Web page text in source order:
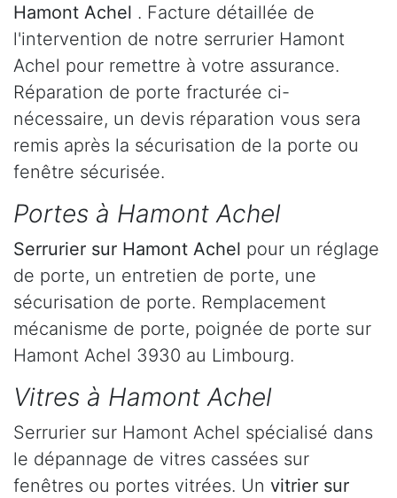
Hamont Achel . Facture détaillée de
l'intervention de notre serrurier Hamont
Achel pour remettre à votre assurance.
Réparation de porte fracturée ci-
nécessaire, un devis réparation vous sera
remis après la sécurisation de la porte ou
fenêtre sécurisée.
Portes à Hamont Achel
Serrurier sur Hamont Achel pour un réglage
de porte, un entretien de porte, une
sécurisation de porte. Remplacement
mécanisme de porte, poignée de porte sur
Hamont Achel 3930 au Limbourg.
Vitres à Hamont Achel
Serrurier sur Hamont Achel spécialisé dans
le dépannage de vitres cassées sur
fenêtres ou portes vitrées. Un vitrier sur